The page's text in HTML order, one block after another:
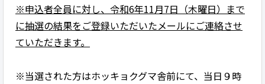
※申込者全員に対し、令和6年11月7日（木曜日）まで
に抽選の結果をご登録いただいたメールにご連絡させ
ていただきます。
※当選された方はホッキョクグマ舎前にて、当日９時